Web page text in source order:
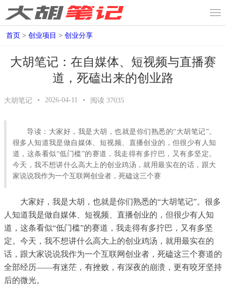
首页 > 创业项目 > 创业分享
大胡笔记：在自媒体、短视频与直播赛
道，死磕出来的创业路
大胡笔记 • 2026-04-11 • 阅读 37035
导读：大家好，我是大胡，也就是你们熟悉的“大胡笔记”。
很多人知道我是做自媒体、短视频、直播创业的，但很少有人知
道，这条看似“低门槛”的赛道，我走得有多拧巴，又有多坚定。
今天，我不想讲什么高大上的创业鸡汤，就用最实在的话，跟大
家说说我作为一个互联网创业者，死磕这三个赛
大家好，我是大胡，也就是你们熟悉的“大胡笔记”。很多
人知道我是做自媒体、短视频、直播创业的，但很少有人知
道，这条看似“低门槛”的赛道，我走得有多拧巴，又有多坚
定。今天，我不想讲什么高大上的创业鸡汤，就用最实在的
话，跟大家说说我作为一个互联网创业者，死磕这三个赛道的
全部经历——有迷茫，有挫败，有深夜的崩溃，更有咬牙坚持
后的微光。